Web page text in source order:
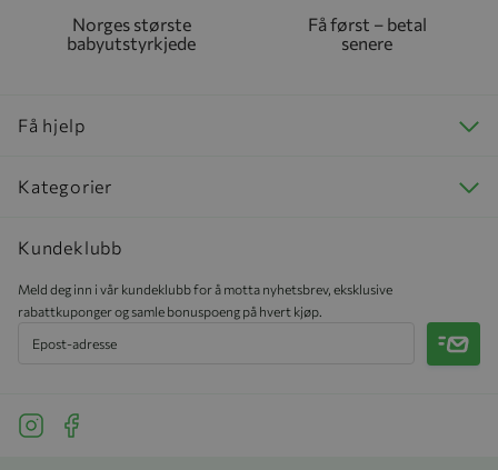
Norges største
babyutstyrkjede
Få først – betal
senere
Få hjelp
Kategorier
Kundeklubb
Meld deg inn i vår kundeklubb for å motta nyhetsbrev, eksklusive
rabattkuponger og samle bonuspoeng på hvert kjøp.
Meld
See our Instagram
See our Facebook